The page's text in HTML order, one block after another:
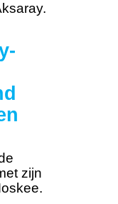
zijn